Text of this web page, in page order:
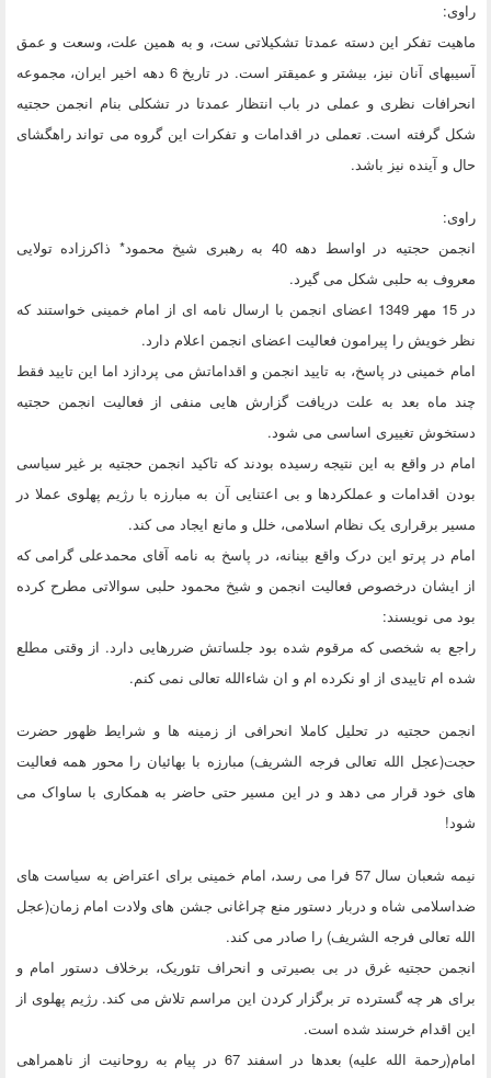
راوی:
ماهیت تفکر این دسته عمدتا تشکیلاتی ست، و به همین علت، وسعت و عمق
آسیبهای آنان نیز، بیشتر و عمیقتر است. در تاریخ 6 دهه اخیر ایران، مجموعه
انحرافات نظری و عملی در باب انتظار عمدتا در تشکلی بنام انجمن حجتیه
شکل گرفته است. تعملی در اقدامات و تفکرات این گروه می تواند راهگشای
حال و آینده نیز باشد.
راوی:
انجمن حجتیه در اواسط دهه 40 به رهبری شیخ محمود* ذاکرزاده تولایی
معروف به حلبی شکل می گیرد.
در 15 مهر 1349 اعضای انجمن با ارسال نامه ای از امام خمینی خواستند که
نظر خویش را پیرامون فعالیت اعضای انجمن اعلام دارد.
امام خمینی در پاسخ، به تایید انجمن و اقداماتش می پردازد اما این تایید فقط
چند ماه بعد به علت دریافت گزارش هایی منفی از فعالیت انجمن حجتیه
دستخوش تغییری اساسی می شود.
امام در واقع به این نتیجه رسیده بودند که تاکید انجمن حجتیه بر غیر سیاسی
بودن اقدامات و عملکردها و بی اعتنایی آن به مبارزه با رژیم پهلوی عملا در
مسیر برقراری یک نظام اسلامی، خلل و مانع ایجاد می کند.
امام در پرتو این درک واقع بینانه، در پاسخ به نامه آقای محمدعلی گرامی که
از ایشان درخصوص فعالیت انجمن و شیخ محمود حلبی سوالاتی مطرح کرده
بود می نویسند:
راجع به شخصی که مرقوم شده بود جلساتش ضررهایی دارد. از وقتی مطلع
شده ام تاییدی از او نکرده ام و ان شاءالله تعالی نمی کنم.
انجمن حجتیه در تحلیل کاملا انحرافی از زمینه ها و شرایط ظهور حضرت
حجت(عجل الله تعالی فرجه الشریف) مبارزه با بهائیان را محور همه فعالیت
های خود قرار می دهد و در این مسیر حتی حاضر به همکاری با ساواک می
شود!
نیمه شعبان سال 57 فرا می رسد، امام خمینی برای اعتراض به سیاست های
ضداسلامی شاه و دربار دستور منع چراغانی جشن های ولادت امام زمان(عجل
الله تعالی فرجه الشریف) را صادر می کند.
انجمن حجتیه غرق در بی بصیرتی و انحراف تئوریک، برخلاف دستور امام و
برای هر چه گسترده تر برگزار کردن این مراسم تلاش می کند. رژیم پهلوی از
این اقدام خرسند شده است.
امام(رحمة الله علیه) بعدها در اسفند 67 در پیام به روحانیت از ناهمراهی